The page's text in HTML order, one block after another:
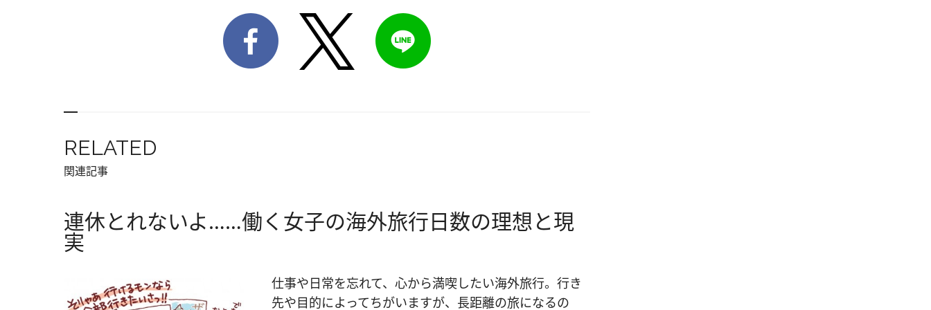
RELATED
関連記事
連休とれないよ……働く女子の海外旅行日数の理想と現
実
仕事や日常を忘れて、心から満喫したい海外旅行。行き
先や目的によってちがいますが、長距離の旅になるの